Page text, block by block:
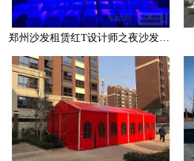
郑州沙发租赁红T设计师之夜沙发凳风格介绍